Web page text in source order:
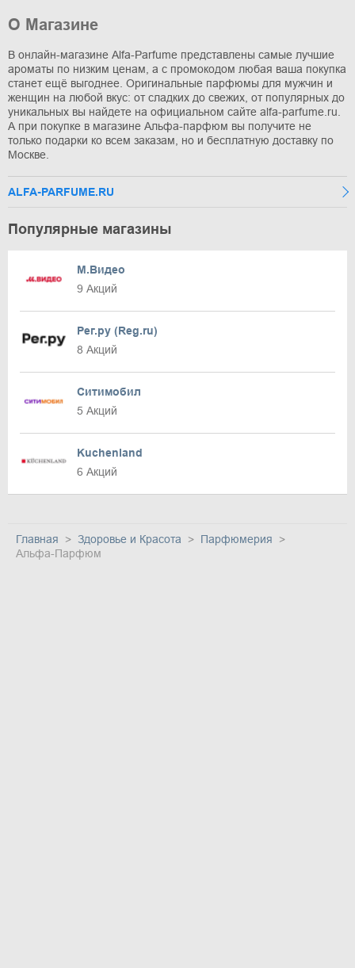
О Магазине
В онлайн-магазине Alfa-Parfume представлены самые лучшие
ароматы по низким ценам, а с промокодом любая ваша покупка
станет ещё выгоднее. Оригинальные парфюмы для мужчин и
женщин на любой вкус: от сладких до свежих, от популярных до
уникальных вы найдете на официальном сайте alfa-parfume.ru.
А при покупке в магазине Альфа-парфюм вы получите не
только подарки ко всем заказам, но и бесплатную доставку по
Москве.
ALFA-PARFUME.RU
Популярные магазины
М.Видео
9 Акций
Рег.ру (Reg.ru)
8 Акций
Ситимобил
5 Акций
Kuchenland
6 Акций
Главная Здоровье и Красота
Парфюмерия
Альфа-Парфюм